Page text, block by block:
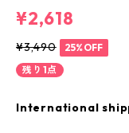
¥2,618
¥3,490
25%OFF
残り1点
International